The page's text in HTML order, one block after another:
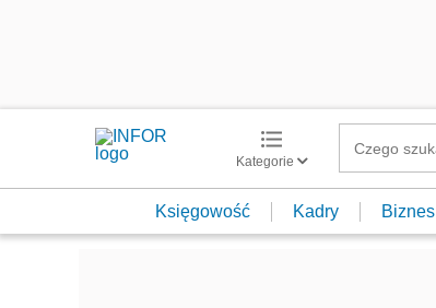
Kategorie
Księgowość Kadry Biznes